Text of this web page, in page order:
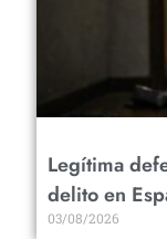
Legítima
delito en
03/08/2026